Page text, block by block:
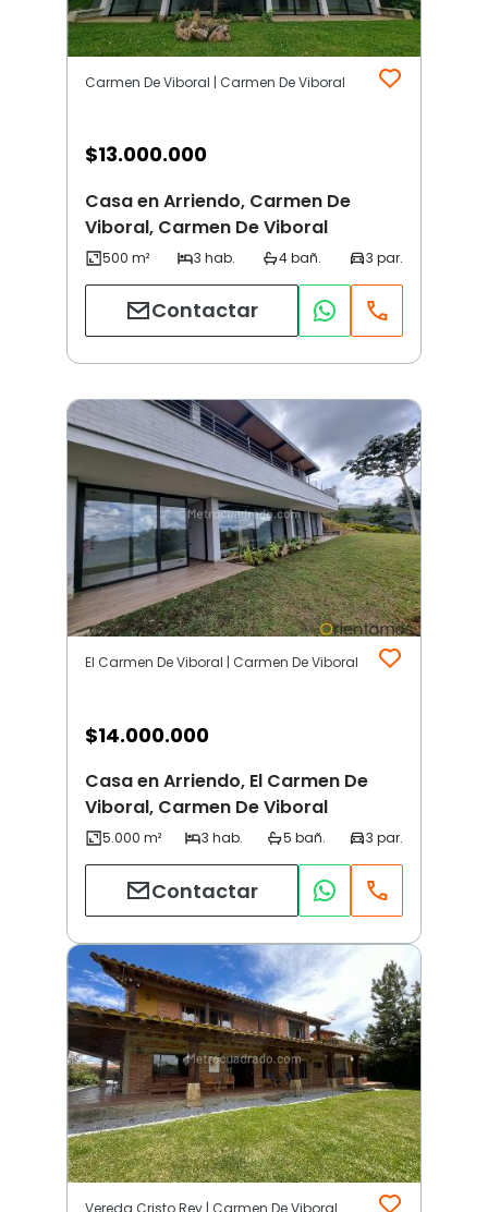
Carmen De Viboral | Carmen De Viboral
$13.000.000
Casa en Arriendo, Carmen De
Viboral, Carmen De Viboral
Contactar
El Carmen De Viboral | Carmen De Viboral
$14.000.000
Casa en Arriendo, El Carmen De
Viboral, Carmen De Viboral
Contactar
Vereda Cristo Rey | Carmen De Viboral